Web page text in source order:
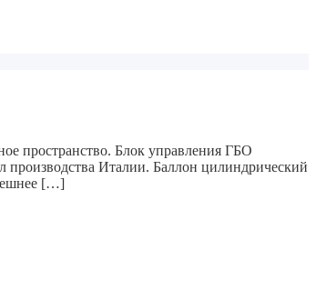
пространство. Блок управления ГБО
производства Италии. Баллон цилиндрический
[…]